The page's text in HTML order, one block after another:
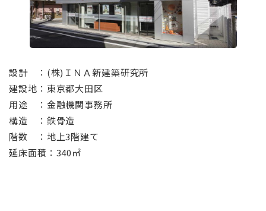
設計 ：(株)ＩＮＡ新建築研究所
建設地：東京都大田区
用途 ：金融機関事務所
構造 ：鉄骨造
階数 ：地上3階建て
延床面積：340㎡